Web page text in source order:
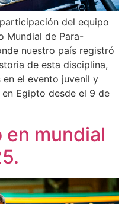
del equipo
Mundial de Para-
nuestro país registró
de esta disciplina,
el evento juvenil y
Egipto desde el 9 de
mundial